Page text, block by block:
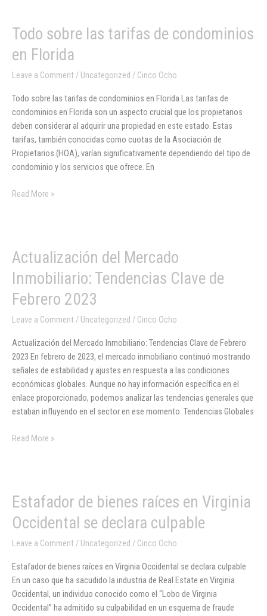
Todo sobre las tarifas de condominios
en Florida
Leave a Comment / Uncategorized / Cinco Ocho
Todo sobre las tarifas de condominios en Florida Las tarifas de
condominios en Florida son un aspecto crucial que los propietarios
deben considerar al adquirir una propiedad en este estado. Estas
tarifas, también conocidas como cuotas de la Asociación de
Propietarios (HOA), varían significativamente dependiendo del tipo de
condominio y los servicios que ofrece. En
Todo
las
tarifas
condominios
en
Florida
Read More »
Actualización del Mercado
Inmobiliario: Tendencias Clave de
Febrero 2023
Leave a Comment / Uncategorized / Cinco Ocho
Actualización del Mercado Inmobiliario: Tendencias Clave de Febrero
2023 En febrero de 2023, el mercado inmobiliario continuó mostrando
señales de estabilidad y ajustes en respuesta a las condiciones
económicas globales. Aunque no hay información específica en el
enlace proporcionado, podemos analizar las tendencias generales que
estaban influyendo en el sector en ese momento. Tendencias Globales
Actualización
Mercado
Inmobiliario:
Tendencias
Clave
Febrero
2023
Read More »
Estafador de bienes raíces en Virginia
Occidental se declara culpable
Leave a Comment / Uncategorized / Cinco Ocho
Estafador de bienes raíces en Virginia Occidental se declara culpable
En un caso que ha sacudido la industria de Real Estate en Virginia
Occidental, un individuo conocido como el “Lobo de Virginia
Occidental” ha admitido su culpabilidad en un esquema de fraude
Estafador
bienes
raíces
Virginia
Occidental
se
declara